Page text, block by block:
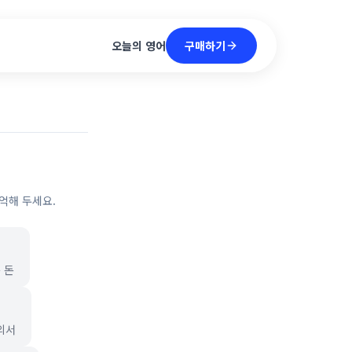
오늘의 영어 구매하기
해 두세요.
돈
서